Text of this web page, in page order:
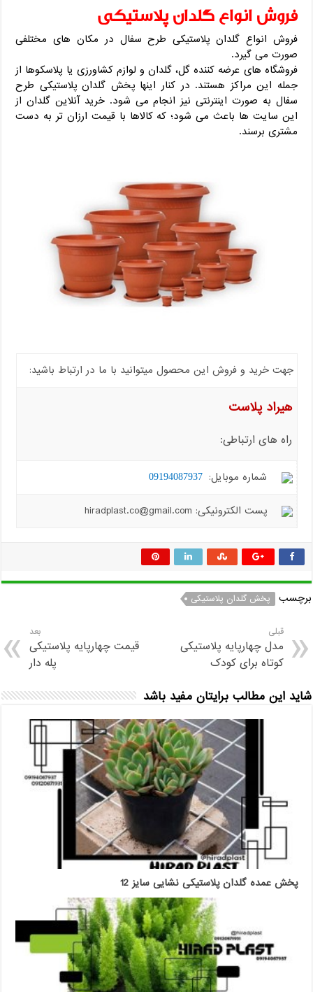
فروش انواع گلدان پلاستیکی
فروش انواع گلدان پلاستیکی طرح سفال در مکان های مختلفی
صورت می گیرد.
فروشگاه های عرضه کننده گل، گلدان و لوازم کشاورزی یا پلاسکوها از
جمله این مراکز هستند. در کنار اینها پخش گلدان پلاستیکی طرح
سفال به صورت اینترنتی نیز انجام می شود. خرید آنلاین گلدان از
این سایت ها باعث می شود؛ که کالاها با قیمت ارزان تر به دست
مشتری برسند.
جهت خرید و فروش این محصول میتوانید با ما در ارتباط باشید:
هیراد پلاست
راه های ارتباطی:
شماره موبایل: 09194087937
پست الکترونیکی: hiradplast.co@gmail.com
برچسب پخش گلدان پلاستیکی
قبلی
مدل چهارپایه پلاستیکی
کوتاه برای کودک
بعد
قیمت چهارپایه پلاستیکی
پله دار
شاید این مطالب برایتان مفید باشد
پخش عمده گلدان پلاستیکی نشایی سایز 12